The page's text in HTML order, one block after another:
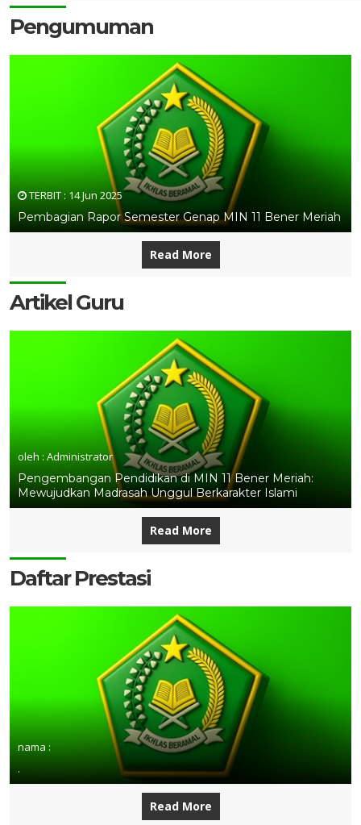
Pengumuman
TERBIT : 14 Jun 2025
Pembagian Rapor Semester Genap MIN 11 Bener Meriah
Read More
Artikel Guru
oleh : Administrator
Pengembangan Pendidikan di MIN 11 Bener Meriah:
Mewujudkan Madrasah Unggul Berkarakter Islami
Read More
Daftar Prestasi
nama :
.
Read More